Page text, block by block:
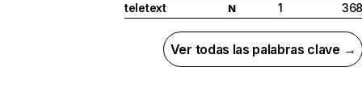
teletext
N 1
Ver todas las palabras clave →